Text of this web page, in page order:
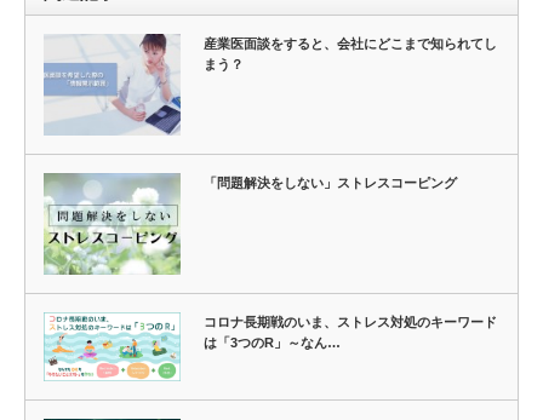
産業医面談をすると、会社にどこまで知られてし
まう？
「問題解決をしない」ストレスコーピング
コロナ長期戦のいま、ストレス対処のキーワード
は「3つのR」～なん…